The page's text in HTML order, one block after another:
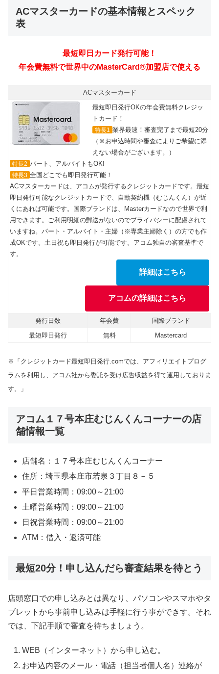
ACマスターカードの基本情報とスペック
表
最短即日カード発行可能！
年会費無料で世界中のMasterCard®加盟店で使える
ACマスターカード
最短即日発行OKの年会費無料クレジッ
トカード！
特長1 業界最速！審査完了まで最短20分
（※お申込時間や審査によりご希望に添
えない場合がございます。）
特長2 パート、アルバイトもOK!
特長3 全国どこでも即日発行可能！
ACマスターカードは、アコムが発行するクレジットカードです。最短
即日発行可能なクレジットカードで、自動契約機（むじんくん）が近
くにあれば可能です。国際ブランドは、Masterカードなので世界で利
用できます。ご利用明細の郵送がないのでプライバシーに配慮されて
いますね。パート・アルバイト・主婦（※専業主婦除く）の方でも作
成OKです。土日祝も即日発行が可能です。アコム独自の審査基準で
す。
詳細はこちら
アコムの詳細はこちら
発行日数 年会費
国際ブランド
最短即日発行
無料 Mastercard
※「クレジットカード最短即日発行.comでは、アフィリエイトプログ
ラムを利用し、アコム社から委託を受け広告収益を得て運用しておりま
す。」
アコム１７号本庄むじんくんコーナーの店
舗情報一覧
店舗名：１７号本庄むじんくんコーナー
住所：埼玉県本庄市若泉３丁目８－５
平日営業時間：09:00～21:00
土曜営業時間：09:00～21:00
日祝営業時間：09:00～21:00
ATM：借入・返済可能
最短20分！申し込んだら審査結果を待とう
店頭窓口での申し込みとは異なり、パソコンやスマホやタ
ブレットから事前申し込みは手軽に行う事ができす。それ
では、下記手順で審査を待ちましょう。
WEB（インターネット）から申し込む。
お申込内容のメール・電話（担当者個人名）連絡が